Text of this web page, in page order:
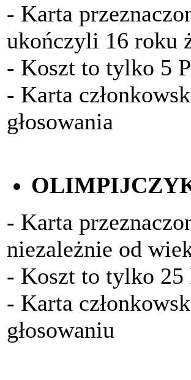
- Karta
ukończyli 16 roku
- Koszt to tylko 5
- Karta
głosowania
- Karta
niezależnie od
- Koszt to tylko 25
- Karta
głosowaniu